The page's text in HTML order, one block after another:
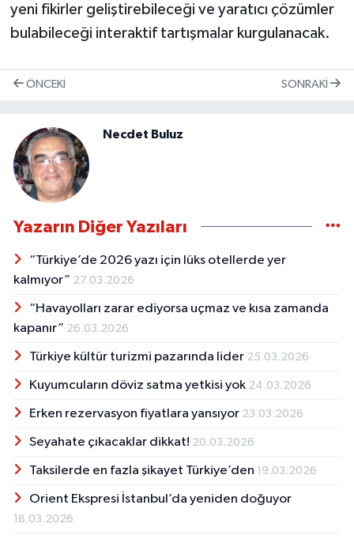
yeni fikirler geliştirebileceği ve yaratıcı çözümler
bulabileceği interaktif tartışmalar kurgulanacak.
ÖNCEKI SONRAKI
Necdet Buluz
Yazarın Diğer Yazıları
“Türkiye’de 2026 yazı için lüks otellerde yer
kalmıyor” 27.03.2026
“Havayolları zarar ediyorsa uçmaz ve kısa zamanda
kapanır” 26.03.2026
Türkiye kültür turizmi pazarında lider 25.03.2026
Kuyumcuların döviz satma yetkisi yok 24.03.2026
Erken rezervasyon fiyatlara yansıyor 23.03.2026
Seyahate çıkacaklar dikkat! 20.03.2026
Taksilerde en fazla şikayet Türkiye’den 19.03.2026
Orient Ekspresi İstanbul’da yeniden doğuyor
18.03.2026